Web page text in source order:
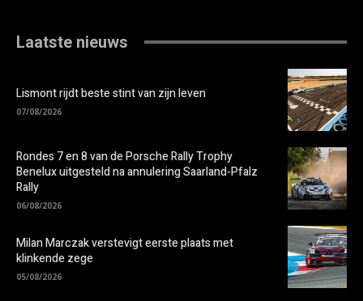
Laatste nieuws
Lismont rijdt beste stint van zijn leven
07/08/2026
Rondes 7 en 8 van de Porsche Rally Trophy
Benelux uitgesteld na annulering Saarland-Pfalz
Rally
06/08/2026
Milan Marczak verstevigt eerste plaats met
klinkende zege
05/08/2026